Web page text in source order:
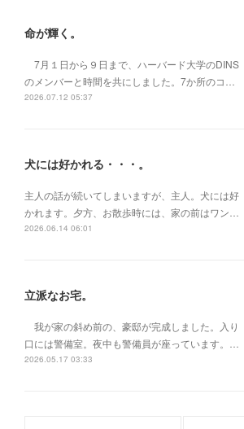
命が輝く。
7月１日から９日まで、ハーバード大学のDINS
のメンバーと時間を共にしました。7か所のコ…
2026.07.12 05:37
犬には好かれる・・・。
主人の話が続いてしまいますが、主人。犬には好
かれます。夕方、お散歩時には、家の前はワン…
2026.06.14 06:01
立派なお宅。
我が家の斜め前の、豪邸が完成しました。入り
口には警備室。夜中も警備員が座っています。…
2026.05.17 03:33